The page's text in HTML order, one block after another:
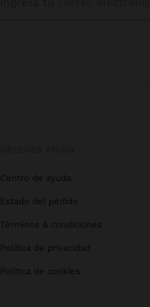
Centro de ayuda
Estado del pedido
Términos & condiciones
Política de privacidad
Política de cookies